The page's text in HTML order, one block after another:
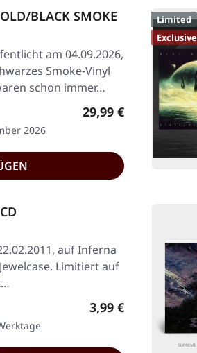
BLACK SMOKE
am 04.09.2026,
Smoke-Vinyl
schon immer…
Regulärer Preis:
29,99 €
2026
Limited
Exclusive
auf Inferna
Limitiert auf
Regulärer Preis:
3,99 €